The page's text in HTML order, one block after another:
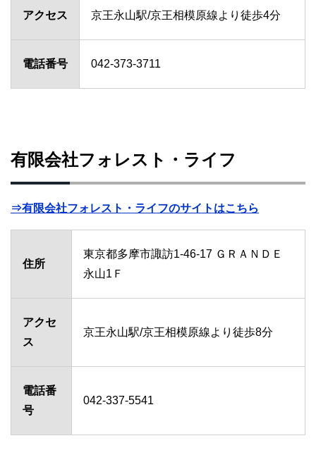
アクセス 京王永山駅/京王相模原線より徒歩4分
電話番号 042-373-3711
有限会社フォレスト・ライフ
⇒有限会社フォレスト・ライフのサイトはこちら
住所
東京都多摩市諏訪1-46-17 ＧＲＡＮＤＥ
永山1Ｆ
アクセ
ス
京王永山駅/京王相模原線より徒歩8分
電話番
号
042-337-5541